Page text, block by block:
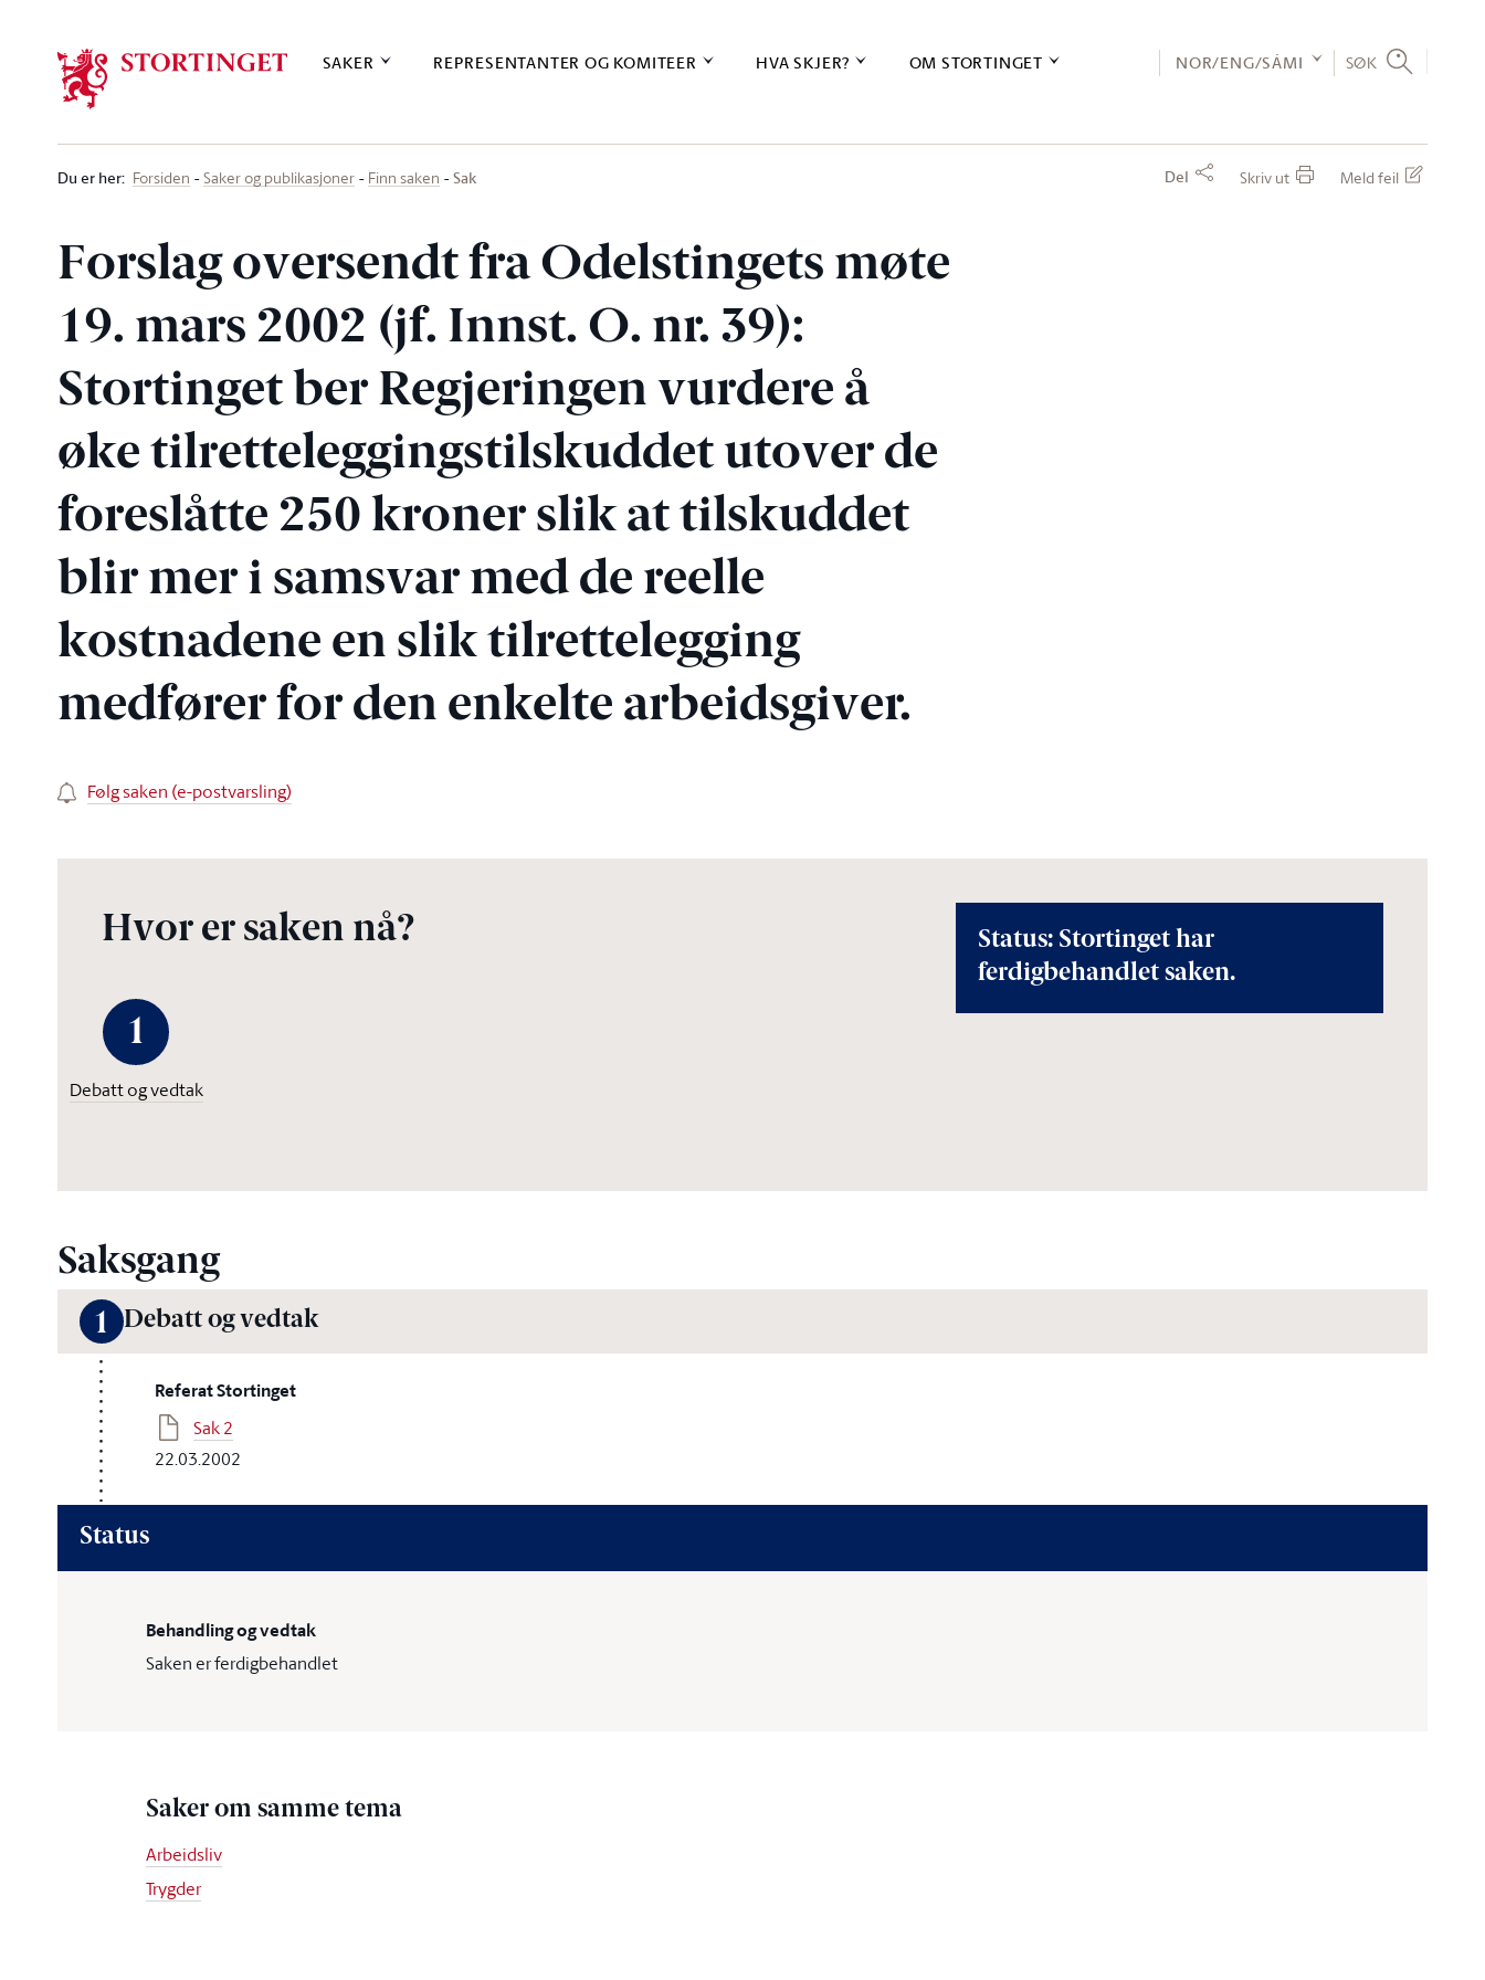
SAKER REPRESENTANTER OG KOMITEER HVA SKJER? OM STORTINGET NOR/ENG/SÁMI SØK
Du er her: Forsiden Saker og publikasjoner Finn saken Sak Del Skriv ut Meld feil
Forslag oversendt fra Odelstingets møte
19. mars 2002 (jf. Innst. O. nr. 39):
Stortinget ber Regjeringen vurdere å
øke tilretteleggingstilskuddet utover de
foreslåtte 250 kroner slik at tilskuddet
blir mer i samsvar med de reelle
kostnadene en slik tilrettelegging
medfører for den enkelte arbeidsgiver.
Følg saken (e-postvarsling)
Hvor er saken nå?
1
Debatt og vedtak
Status: Stortinget har
ferdigbehandlet saken.
Saksgang
1 Debatt og vedtak
Referat Stortinget
Sak 2
22.03.2002
Status
Behandling og vedtak
Saken er ferdigbehandlet
Saker om samme tema
Arbeidsliv
Trygder